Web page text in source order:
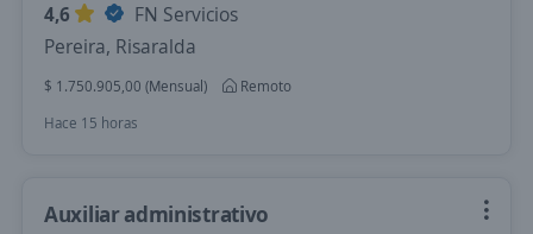
4,6
FN Servicios
Pereira, Risaralda
$ 1.750.905,00 (Mensual)
Remoto
Hace 15 horas
Auxiliar administrativo